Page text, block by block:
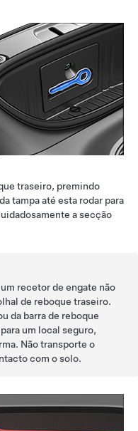
traseiro, premindo
da tampa até esta rodar para
a secção
recetor de engate não
de reboque traseiro.
da barra de reboque
um local seguro,
Não transporte o
com o solo.